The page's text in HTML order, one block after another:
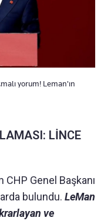
yorum! Leman'ın
LİNCE
Genel Başkanı
bulundu. LeMan
ve